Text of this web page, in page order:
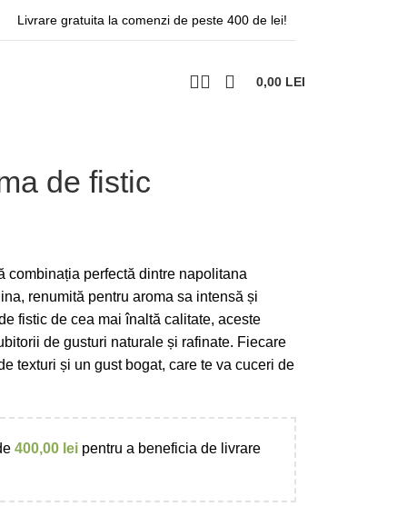
Livrare gratuita la comenzi de peste 400 de lei!
0,00 LEI
de fistic
combinația perfectă dintre napolitana
renumită pentru aroma sa intensă și
fistic de cea mai înaltă calitate, aceste
de gusturi naturale și rafinate. Fiecare
texturi și un gust bogat, care te va cuceri de
400,00 leipentru a beneficia de livrare